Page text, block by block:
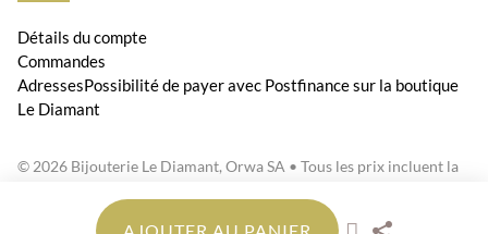
Détails du compte
Commandes
AdressesPossibilité de payer avec Postfinance sur la boutique
Le Diamant
© 2026 Bijouterie Le Diamant, Orwa SA • Tous les prix incluent la